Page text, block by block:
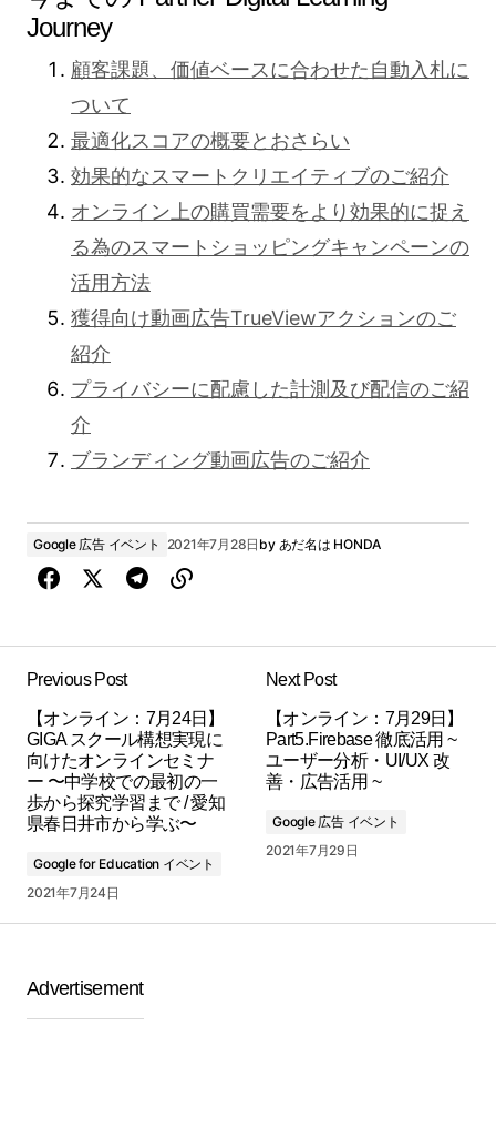
Journey
顧客課題、価値ベースに合わせた自動入札に
ついて
最適化スコアの概要とおさらい
効果的なスマートクリエイティブのご紹介
オンライン上の購買需要をより効果的に捉え
る為のスマートショッピングキャンペーンの
活用方法
獲得向け動画広告TrueViewアクションのご
紹介
プライバシーに配慮した計測及び配信のご紹
介
ブランディング動画広告のご紹介
Google 広告 イベント 2021年7月28日 by あだ名は HONDA
Previous Post
【オンライン：7月24日】
GIGA スクール構想実現に
向けたオンラインセミナ
ー 〜中学校での最初の一
歩から探究学習まで / 愛知
県春日井市から学ぶ〜
Google for Education イベント
2021年7月24日
Next Post
【オンライン：7月29日】
Part5.Firebase 徹底活用 ~
ユーザー分析・UI/UX 改
善・広告活用 ~
Google 広告 イベント
2021年7月29日
Advertisement